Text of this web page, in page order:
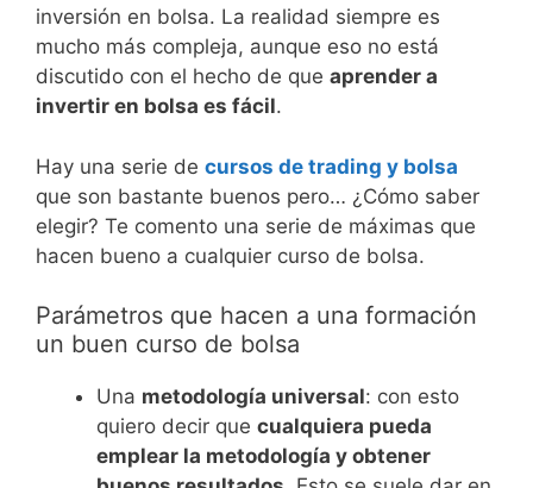
inversión en bolsa. La realidad siempre es
mucho más compleja, aunque eso no está
discutido con el hecho de que aprender a
invertir en bolsa es fácil.
Hay una serie de cursos de trading y bolsa
que son bastante buenos pero… ¿Cómo saber
elegir? Te comento una serie de máximas que
hacen bueno a cualquier curso de bolsa.
Parámetros que hacen a una formación
un buen curso de bolsa
Una metodología universal: con esto
quiero decir que cualquiera pueda
emplear la metodología y obtener